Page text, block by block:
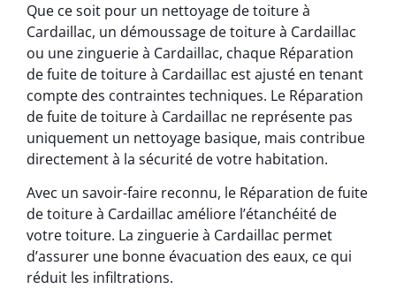
Que ce soit pour un nettoyage de toiture à
Cardaillac, un démoussage de toiture à Cardaillac
ou une zinguerie à Cardaillac, chaque Réparation
de fuite de toiture à Cardaillac est ajusté en tenant
compte des contraintes techniques. Le Réparation
de fuite de toiture à Cardaillac ne représente pas
uniquement un nettoyage basique, mais contribue
directement à la sécurité de votre habitation.
Avec un savoir-faire reconnu, le Réparation de fuite
de toiture à Cardaillac améliore l’étanchéité de
votre toiture. La zinguerie à Cardaillac permet
d’assurer une bonne évacuation des eaux, ce qui
réduit les infiltrations.